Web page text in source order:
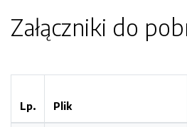
Załączniki do
Lp. Plik